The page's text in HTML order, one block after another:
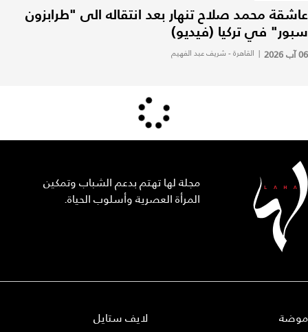
عاشقة محمد صلاح تنهار بعد انتقاله الى "طرابزون
سبور" في تركيا (فيديو)
06 آب 2026 | القاهرة - شريف عبد الفهيم
مجلة لها تهتم بدعم الشباب وتمكين
المرأة العصرية وأسلوب الحياة.
موضة
لايف ستايل